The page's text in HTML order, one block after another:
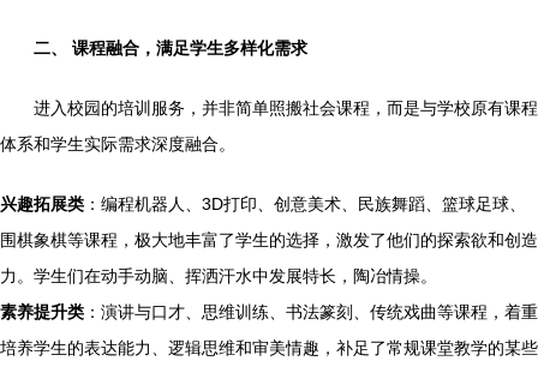
二、 课程融合，满足学生多样化需求
进入校园的培训服务，并非简单照搬社会课程，而是与学校原有课程
体系和学生实际需求深度融合。
兴趣拓展类 ：编程机器人、3D打印、创意美术、民族舞蹈、篮球足球、
围棋象棋等课程，极大地丰富了学生的选择，激发了他们的探索欲和创造
力。学生们在动手动脑、挥洒汗水中发展特长，陶冶情操。
素养提升类 ：演讲与口才、思维训练、书法篆刻、传统戏曲等课程，着重
培养学生的表达能力、逻辑思维和审美情趣，补足了常规课堂教学的某些